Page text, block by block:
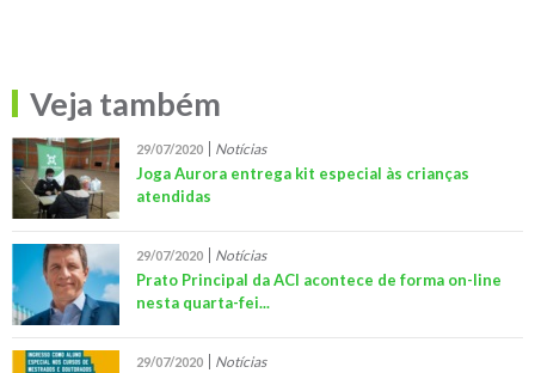
Veja também
29/07/2020 Notícias
Joga Aurora entrega kit especial às crianças
atendidas
29/07/2020 Notícias
Prato Principal da ACI acontece de forma on-line
nesta quarta-fei...
29/07/2020 Notícias